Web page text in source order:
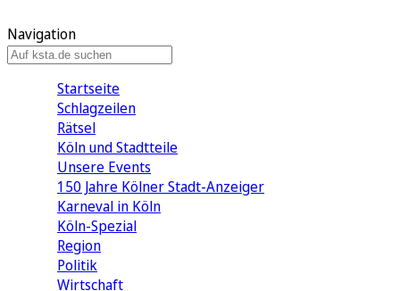
Navigation
Startseite
Schlagzeilen
Rätsel
Köln und Stadtteile
Unsere Events
150 Jahre Kölner Stadt-Anzeiger
Karneval in Köln
Köln-Spezial
Region
Politik
Wirtschaft